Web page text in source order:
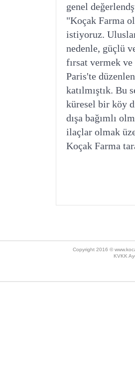
genel
"Koçak Farma
istiyoruz.
nedenle, güçlü
fırsat vermek
Paris'te
katılmıştık. Bu
küresel bir köy
dışa bağımlı
ilaçlar olmak
Koçak Farma
Copyright 2016 ©
KVKK